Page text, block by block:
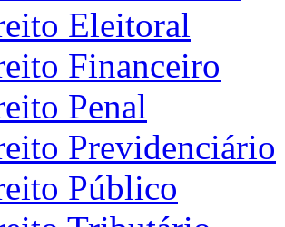
Eleitoral
Financeiro
Penal
Previdenciário
Público